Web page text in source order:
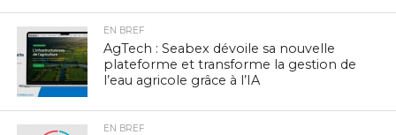
EN BREF
AgTech : Seabex dévoile sa nouvelle
plateforme et transforme la gestion de
l’eau agricole grâce à l’IA
EN BREF